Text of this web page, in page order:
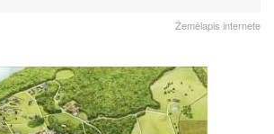
Žemėlapis internete